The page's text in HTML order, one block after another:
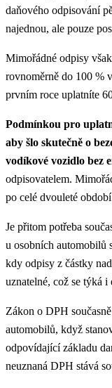
daňového odpisování
najednou, ale pouze
Mimořádné odpisy
rovnoměrně do 100 %
prvním roce uplatníte
Podmínkou pro
aby šlo skutečně o
vodíkové vozidlo bez
odpisovatelem.
po celé dvouleté
Je přitom potřeba
u osobních automobilů
kdy odpisy z částky
uznatelné, což se týká
Zákon o DPH
automobilů, když
odpovídající základu
neuznaná DPH stává